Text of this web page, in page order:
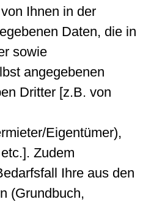
Ihnen in der
Daten, die in
sowie
angegebenen
Dritter [z.B. von
Eigentümer),
Zudem
Ihre aus den
(Grundbuch,